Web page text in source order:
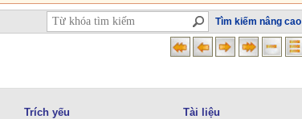
Tìm kiếm nâng cao
Trích yếu Tài liệu